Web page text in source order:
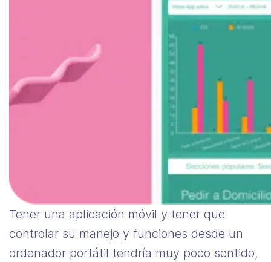
Tener una aplicación móvil y tener que
controlar su manejo y funciones desde un
ordenador portátil tendría muy poco sentido,